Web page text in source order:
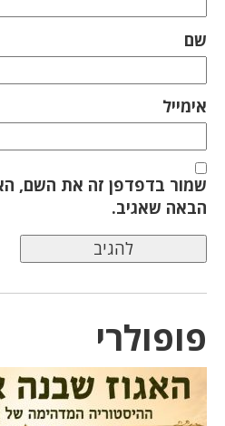
שם
אימייל
שמור בדפדפן זה את השם,
הבאה שאגיב.
פופולרי